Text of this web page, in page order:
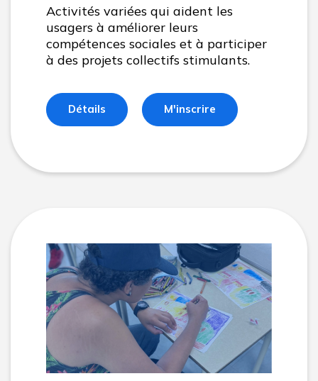
Activités variées qui aident les
usagers à améliorer leurs
compétences sociales et à participer
à des projets collectifs stimulants.
Détails M'inscrire